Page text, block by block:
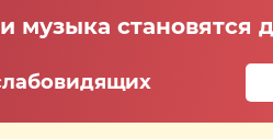
музыка становятся